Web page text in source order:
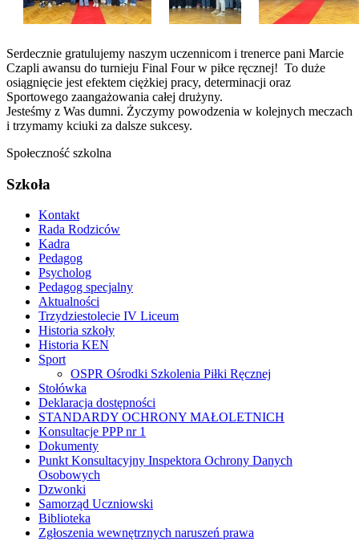
Serdecznie gratulujemy naszym uczennicom i trenerce pani Marcie
Czapli awansu do turnieju Final Four w piłce ręcznej! To duże
osiągnięcie jest efektem ciężkiej pracy, determinacji oraz
Sportowego zaangażowania całej drużyny.
Jesteśmy z Was dumni. Życzymy powodzenia w kolejnych meczach
i trzymamy kciuki za dalsze sukcesy.
Społeczność szkolna
Szkoła
Kontakt
Rada Rodziców
Kadra
Pedagog
Psycholog
Pedagog specjalny
Aktualności
Trzydziestolecie IV Liceum
Historia szkoły
Historia KEN
Sport
OSPR Ośrodki Szkolenia Piłki Ręcznej
Stołówka
Deklaracja dostępności
STANDARDY OCHRONY MAŁOLETNICH
Konsultacje PPP nr 1
Dokumenty
Punkt Konsultacyjny Inspektora Ochrony Danych
Osobowych
Dzwonki
Samorząd Uczniowski
Biblioteka
Zgłoszenia wewnętrznych naruszeń prawa